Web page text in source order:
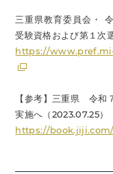
三重県教育委員会・
受験資格および第１次
https://
【参考】三重県 令和
実施へ（2023.07.25）
https://